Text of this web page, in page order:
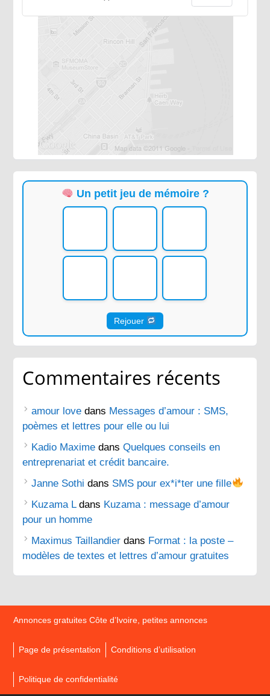
Un petit jeu de mémoire ?
Rejouer
Commentaires récents
amour love dans Messages d’amour : SMS,
poèmes et lettres pour elle ou lui
Kadio Maxime dansQuelques conseils en
entreprenariat et crédit bancaire.
Janne Sothi dans SMS pour ex*i*ter une fille
Kuzama Ldans Kuzama : message d’amour
pour un homme
Maximus Taillandier dans Format : la poste –
modèles de textes et lettres d’amour gratuites
Annonces gratuites Côte d’Ivoire, petites annonces
Page de présentation Conditions d’utilisation
Politique de confidentialité